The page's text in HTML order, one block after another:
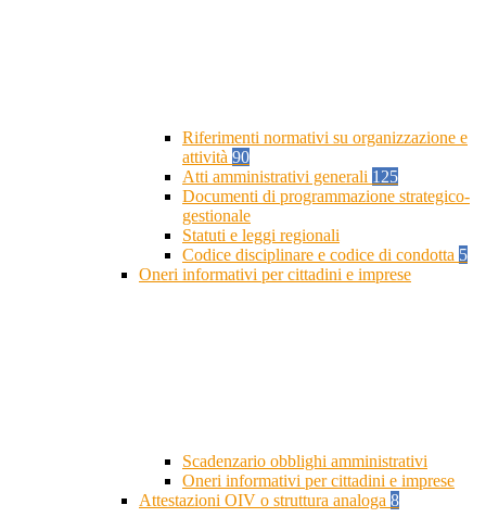
Riferimenti normativi su organizzazione e
attività 90
Atti amministrativi generali 125
Documenti di programmazione strategico-
gestionale
Statuti e leggi regionali
Codice disciplinare e codice di condotta 5
Oneri informativi per cittadini e imprese
Scadenzario obblighi amministrativi
Oneri informativi per cittadini e imprese
Attestazioni OIV o struttura analoga 8